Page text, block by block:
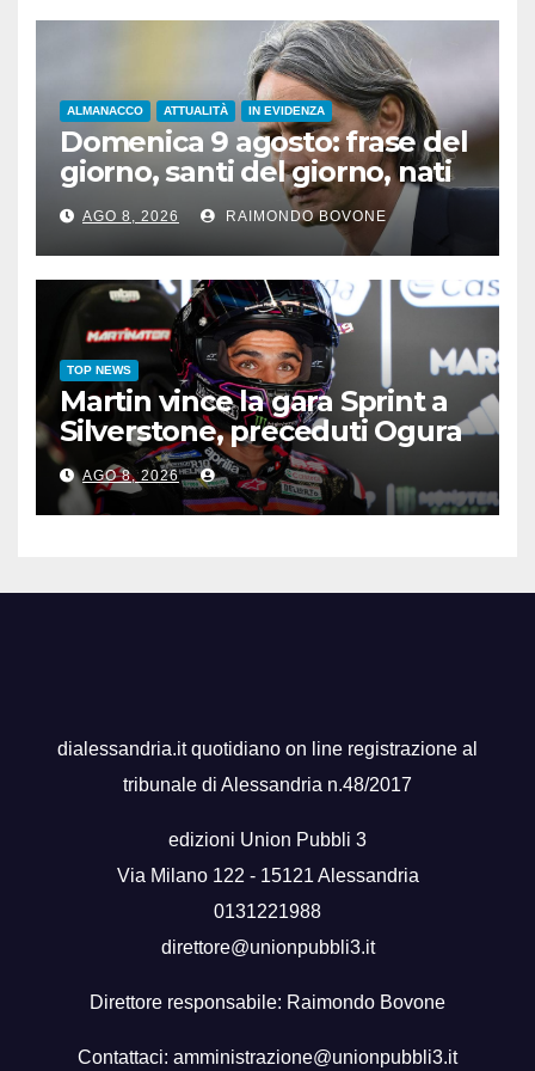
ALMANACCO ATTUALITÀ IN EVIDENZA
Domenica 9 agosto: frase del
giorno, santi del giorno, nati
famosi, accadde oggi
AGO 8, 2026 RAIMONDO BOVONE
TOP NEWS
Martin vince la gara Sprint a
Silverstone, preceduti Ogura
e Bezzecchi
AGO 8, 2026
dialessandria.it quotidiano on line registrazione al
tribunale di Alessandria n.48/2017
edizioni Union Pubbli 3
Via Milano 122 - 15121 Alessandria
0131221988
direttore@unionpubbli3.it
Direttore responsabile: Raimondo Bovone
Contattaci: amministrazione@unionpubbli3.it